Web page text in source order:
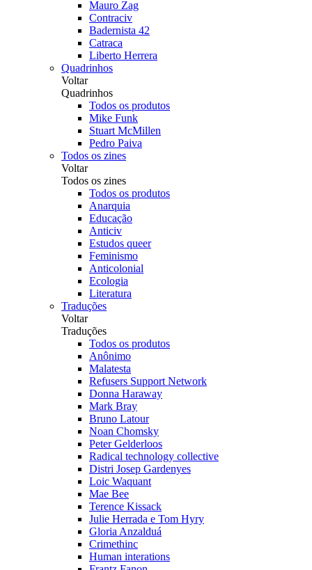
Mauro Zag
Contraciv
Badernista 42
Catraca
Liberto Herrera
Quadrinhos
Voltar
Quadrinhos
Todos os produtos
Mike Funk
Stuart McMillen
Pedro Paiva
Todos os zines
Voltar
Todos os zines
Todos os produtos
Anarquia
Educação
Anticiv
Estudos queer
Feminismo
Anticolonial
Ecologia
Literatura
Traduções
Voltar
Traduções
Todos os produtos
Anônimo
Malatesta
Refusers Support Network
Donna Haraway
Mark Bray
Bruno Latour
Noan Chomsky
Peter Gelderloos
Radical technology collective
Distri Josep Gardenyes
Loic Waquant
Mae Bee
Terence Kissack
Julie Herrada e Tom Hyry
Gloria Anzalduá
Crimethinc
Human interations